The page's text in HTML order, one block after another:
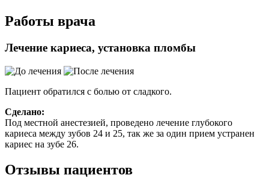
Работы врача
Лечение кариеса, установка пломбы
Пациент обратился с болью от сладкого.
Сделано:
Под местной анестезией, проведено лечение глубокого
кариеса между зубов 24 и 25, так же за один прием устранен
кариес на зубе 26.
Отзывы пациентов